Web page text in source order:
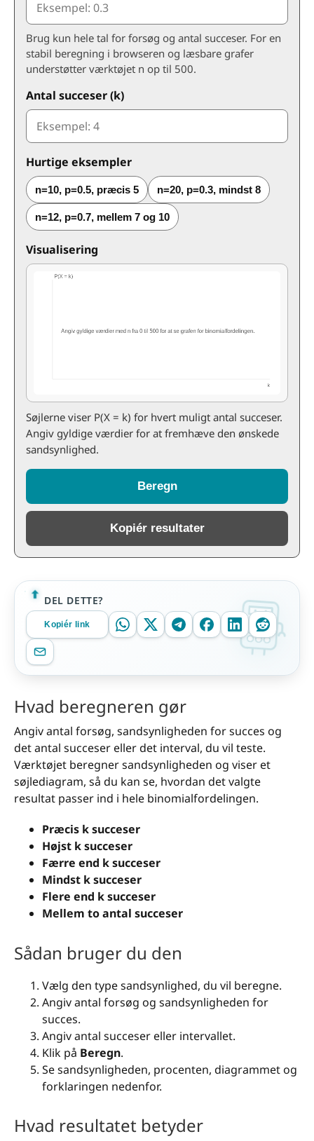
Brug kun hele tal for forsøg og antal succeser. For en
stabil beregning i browseren og læsbare grafer
understøtter værktøjet n op til 500.
Antal succeser (k)
Hurtige eksempler
n=10, p=0.5, præcis 5 n=20, p=0.3, mindst 8
n=12, p=0.7, mellem 7 og 10
Visualisering
Søjlerne viser P(X = k) for hvert muligt antal succeser.
Angiv gyldige værdier for at fremhæve den ønskede
sandsynlighed.
Beregn
Kopiér resultater
DEL DETTE?
Kopiér link
Hvad beregneren gør
Angiv antal forsøg, sandsynligheden for succes og
det antal succeser eller det interval, du vil teste.
Værktøjet beregner sandsynligheden og viser et
søjlediagram, så du kan se, hvordan det valgte
resultat passer ind i hele binomialfordelingen.
Præcis k succeser
Højst k succeser
Færre end k succeser
Mindst k succeser
Flere end k succeser
Mellem to antal succeser
Sådan bruger du den
Vælg den type sandsynlighed, du vil beregne.
Angiv antal forsøg og sandsynligheden for
succes.
Angiv antal succeser eller intervallet.
Klik på Beregn.
Se sandsynligheden, procenten, diagrammet og
forklaringen nedenfor.
Hvad resultatet betyder